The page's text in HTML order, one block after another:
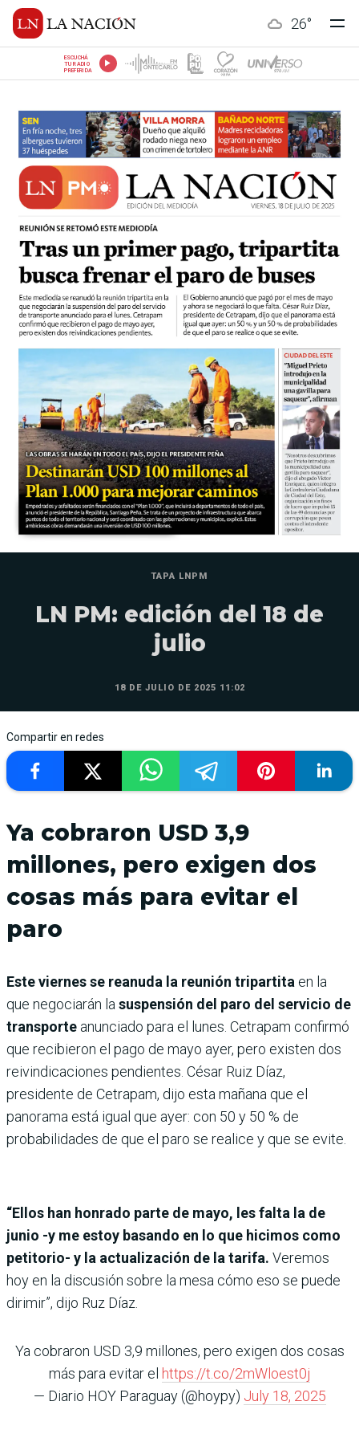
26°
ESCUCHÁ
TU RADIO
PREFERIDA
TAPA LNPM
LN PM: edición del 18 de
julio
18 DE JULIO DE 2025 11:02
Compartir en redes
Ya cobraron USD 3,9
millones, pero exigen dos
cosas más para evitar el
paro
Este viernes se reanuda la reunión tripartita en la
que negociarán la suspensión del paro del servicio de
transporte anunciado para el lunes. Cetrapam confirmó
que recibieron el pago de mayo ayer, pero existen dos
reivindicaciones pendientes. César Ruiz Díaz,
presidente de Cetrapam, dijo esta mañana que el
panorama está igual que ayer: con 50 y 50 % de
probabilidades de que el paro se realice y que se evite.
“Ellos han honrado parte de mayo, les falta la de
junio -y me estoy basando en lo que hicimos como
petitorio- y la actualización de la tarifa. Veremos
hoy en la discusión sobre la mesa cómo eso se puede
dirimir”, dijo Ruz Díaz.
Ya cobraron USD 3,9 millones, pero exigen dos cosas
más para evitar el https://t.co/2mWloest0j
— Diario HOY Paraguay (@hoypy) July 18, 2025